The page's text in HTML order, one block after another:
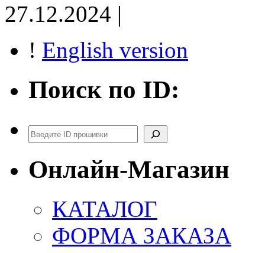
27.12.2024 |
! English version
Поиск по ID:
Поиск
Онлайн-Магазин
КАТАЛОГ
ФОРМА ЗАКАЗА